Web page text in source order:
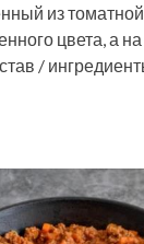
из
цвета, а
/